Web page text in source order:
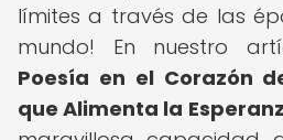
límites a través de las
mundo! En nuestro
Poesía en el Corazón
que Alimenta la